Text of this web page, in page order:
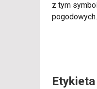
z tym